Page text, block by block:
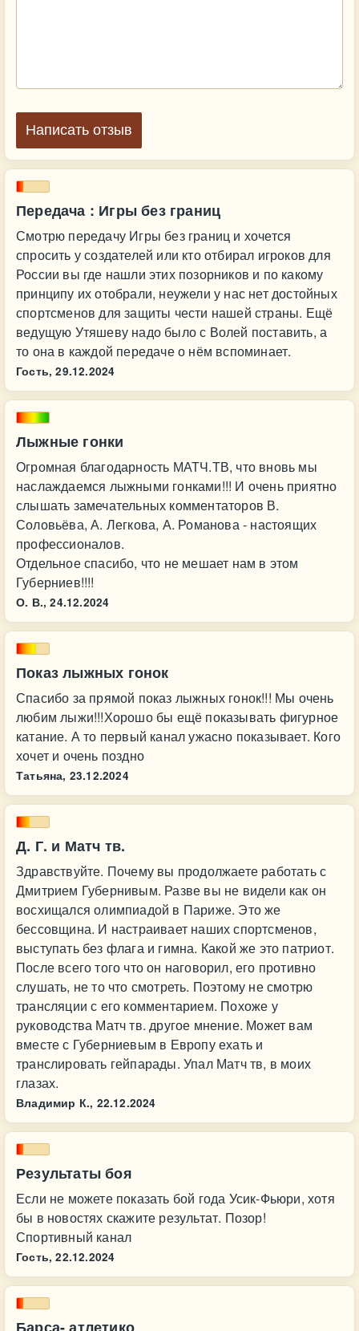
Передача : Игры без границ
Смотрю передачу Игры без границ и хочется
спросить у создателей или кто отбирал игроков для
России вы где нашли этих позорников и по какому
принципу их отобрали, неужели у нас нет достойных
спортсменов для защиты чести нашей страны. Ещё
ведущую Утяшеву надо было с Волей поставить, а
то она в каждой передаче о нём вспоминает.
Гость, 29.12.2024
Лыжные гонки
Огромная благодарность МАТЧ.ТВ, что вновь мы
наслаждаемся лыжными гонками!!! И очень приятно
слышать замечательных комментаторов В.
Соловьёва, А. Легкова, А. Романова - настоящих
профессионалов.
Отдельное спасибо, что не мешает нам в этом
Губерниев!!!!
О. В., 24.12.2024
Показ лыжных гонок
Спасибо за прямой показ лыжных гонок!!! Мы очень
любим лыжи!!!Хорошо бы ещё показывать фигурное
катание. А то первый канал ужасно показывает. Кого
хочет и очень поздно
Татьяна, 23.12.2024
Д. Г. и Матч тв.
Здравствуйте. Почему вы продолжаете работать с
Дмитрием Губернивым. Разве вы не видели как он
восхищался олимпиадой в Париже. Это же
бессовщина. И настраивает наших спортсменов,
выступать без флага и гимна. Какой же это патриот.
После всего того что он наговорил, его противно
слушать, не то что смотреть. Поэтому не смотрю
трансляции с его комментарием. Похоже у
руководства Матч тв. другое мнение. Может вам
вместе с Губерниевым в Европу ехать и
транслировать гейпарады. Упал Матч тв, в моих
глазах.
Владимир К., 22.12.2024
Результаты боя
Если не можете показать бой года Усик-Фьюри, хотя
бы в новостях скажите результат. Позор!
Спортивный канал
Гость, 22.12.2024
Написать отзыв